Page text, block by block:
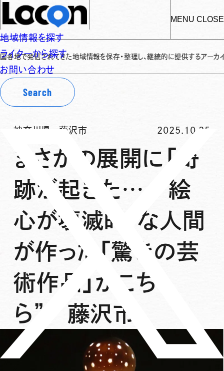
MENU CLOSE
地域情報を探す
ライターから探す
お問い合わせ
Search
てきた地域情報を保存・整理し、継続的に提供するアーカイブサイトです✌
神奈川県 藤沢市 2025.10.25
まさかの展開に「奇
跡が起きた…」“絵
心が壊滅的”な人間
が作った「驚きの芸
術作品」がこち
ら”／藤沢市